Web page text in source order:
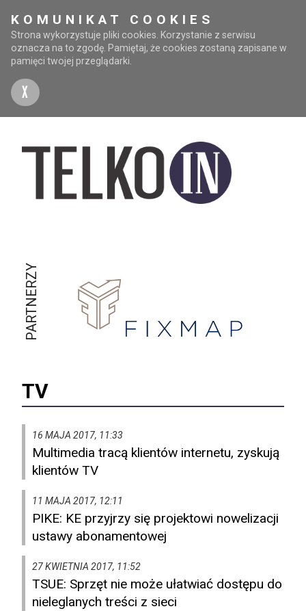
KOMUNIKAT COOKIES
Strona wykorzystuje pliki cookies. Korzystanie z serwisu
oznacza na to zgodę. Pamiętaj, że cookies zostaną zapisane w
pamięci twojej przeglądarki.
X
PARTNERZY
TV
16 MAJA 2017, 11:33
Multimedia tracą klientów internetu, zyskują
klientów TV
11 MAJA 2017, 12:11
PIKE: KE przyjrzy się projektowi nowelizacji
ustawy abonamentowej
27 KWIETNIA 2017, 11:52
TSUE: Sprzęt nie może ułatwiać dostępu do
nieleglanych treści z sieci